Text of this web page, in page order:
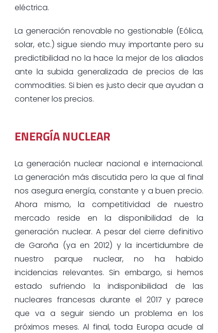
eléctrica.
La generación renovable no gestionable (Eólica,
solar, etc.) sigue siendo muy importante pero su
predictibilidad no la hace la mejor de los aliados
ante la subida generalizada de precios de las
commodities. Si bien es justo decir que ayudan a
contener los precios.
ENERGÍA NUCLEAR
La generación nuclear nacional e internacional.
La generación más discutida pero la que al final
nos asegura energía, constante y a buen precio.
Ahora mismo, la competitividad de nuestro
mercado reside en la disponibilidad de la
generación nuclear. A pesar del cierre definitivo
de Garoña (ya en 2012) y la incertidumbre de
nuestro parque nuclear, no ha habido
incidencias relevantes. Sin embargo, si hemos
estado sufriendo la indisponibilidad de las
nucleares francesas durante el 2017 y parece
que va a seguir siendo un problema en los
próximos meses. Al final, toda Europa acude al